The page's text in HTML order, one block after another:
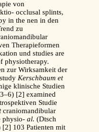
von
occlusal splints,
in the nen in den
zu
Therapieformen
und studies are
physiotherapy.
zur Wirksamkeit der
Kerschbaum et
klinische Studien
[2] examined
Studie
craniomandibular
physio- al. (Dtsch
103 Patienten mit